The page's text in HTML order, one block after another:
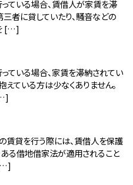
ている場合、賃借人が家賃を滞
三者に貸していたり、騒音などの
[…]
ている場合、家賃を滞納されてい
えている方は少なくありません。
賃貸を行う際には、賃借人を保護
る借地借家法が適用されること